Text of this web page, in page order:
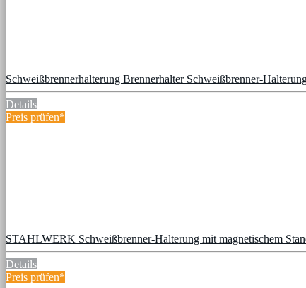
Schweißbrennerhalterung Brennerhalter Schweißbrenner-
Details
Preis prüfen*
STAHLWERK Schweißbrenner-Halterung mit magnetischem
Details
Preis prüfen*